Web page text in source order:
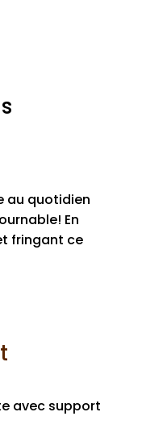
au quotidien
En
fringant ce
avec support